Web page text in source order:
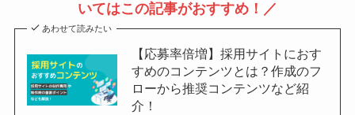
いてはこの記事がおすすめ！／
あわせて読みたい
【応募率倍増】採用サイトにおす
すめのコンテンツとは？作成のフ
ローから推奨コンテンツなど紹
介！